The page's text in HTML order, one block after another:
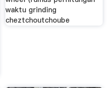
waktu grinding
cheztchoutchoube